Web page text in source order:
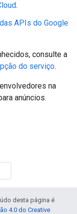
.
APIs do Google
consulte a
do serviço.
na
anúncios.
desta página é
4.0 do Creative